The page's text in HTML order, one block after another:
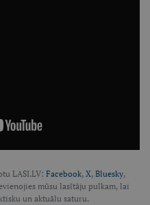
LASI.LV: Facebook, X, Bluesky,
mūsu lasītāju pulkam, lai
un aktuālu saturu.